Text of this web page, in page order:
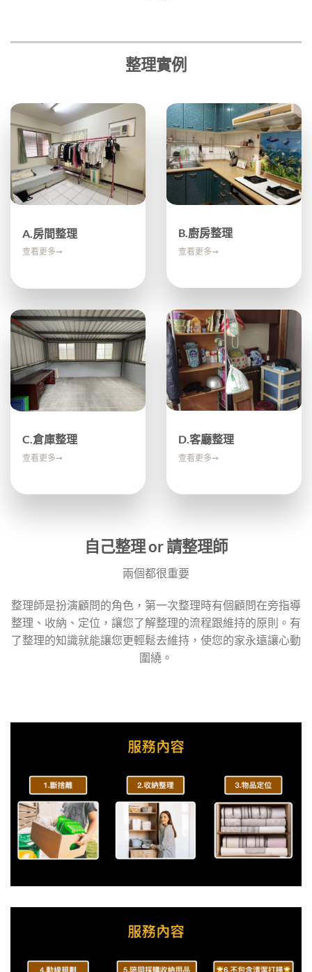
整理實例
A.房間整理
查看更多➞
B.廚房整理
查看更多➞
C.倉庫整理
查看更多➞
D.客廳整理
查看更多➞
自己整理 or 請整理師
兩個都很重要
整理師是扮演顧問的角色，第一次整理時有個顧問在旁指導
整理、收納、定位，讓您了解整理的流程跟維持的原則。有
了整理的知識就能讓您更輕鬆去維持，使您的家永遠讓心動
圍繞。